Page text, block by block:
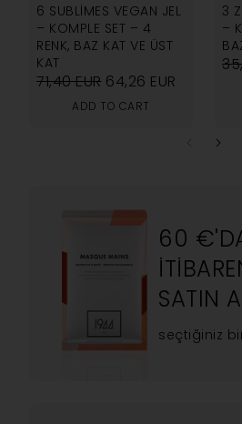
6 SUBLIMES VEGAN JEL
– KOMPLE SET – 4
RENK, BAZ KAT VE ÜST
KAT
71,40EUR 64,26 EUR
ADD TO CART
3
–
60
SATIN
seçtiğiniz